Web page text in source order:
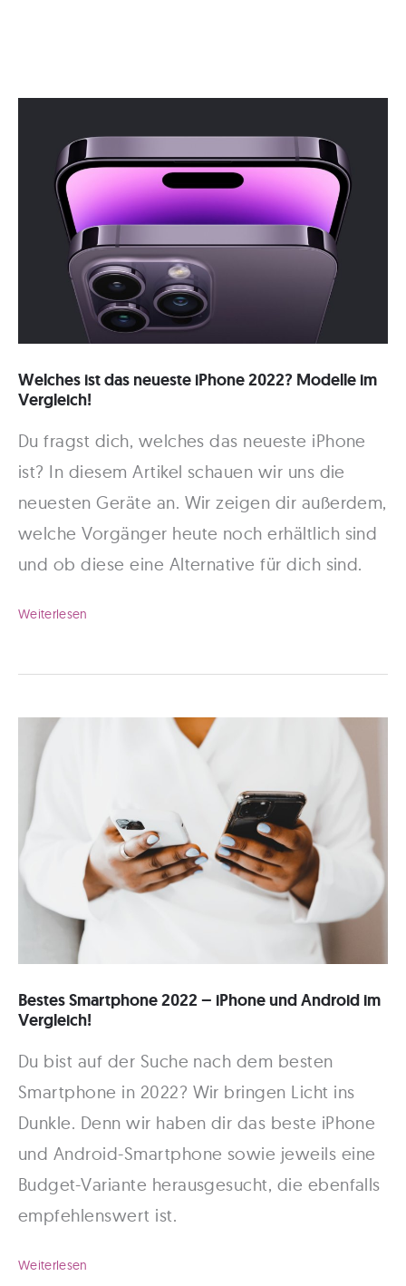
Welches ist das neueste iPhone 2022? Modelle im
Vergleich!
Du fragst dich, welches das neueste iPhone
ist? In diesem Artikel schauen wir uns die
neuesten Geräte an. Wir zeigen dir außerdem,
welche Vorgänger heute noch erhältlich sind
und ob diese eine Alternative für dich sind.
Welches
das
iPhone
2022?
Modelle
im
Weiterlesen
Bestes Smartphone 2022 – iPhone und Android im
Vergleich!
Du bist auf der Suche nach dem besten
Smartphone in 2022? Wir bringen Licht ins
Dunkle. Denn wir haben dir das beste iPhone
und Android-Smartphone sowie jeweils eine
Budget-Variante herausgesucht, die ebenfalls
empfehlenswert ist.
Bestes
Weiterlesen